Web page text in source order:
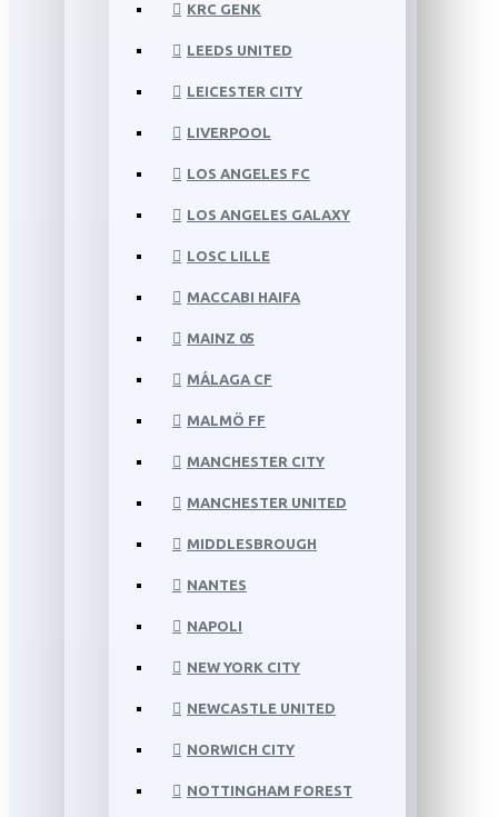
KRC GENK
LEEDS UNITED
LEICESTER CITY
LIVERPOOL
LOS ANGELES FC
LOS ANGELES GALAXY
LOSC LILLE
MACCABI HAIFA
MAINZ 05
MÁLAGA CF
MALMÖ FF
MANCHESTER CITY
MANCHESTER UNITED
MIDDLESBROUGH
NANTES
NAPOLI
NEW YORK CITY
NEWCASTLE UNITED
NORWICH CITY
NOTTINGHAM FOREST